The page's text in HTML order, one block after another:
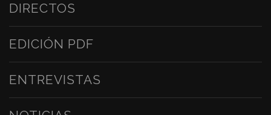
DIRECTOS
EDICIÓN PDF
ENTREVISTAS